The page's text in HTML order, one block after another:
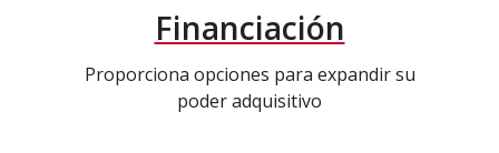
Financiación
Proporciona opciones para expandir su
poder adquisitivo